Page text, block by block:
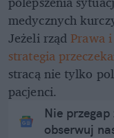
medycznych
Jeżeli rządPrawa
strategia
stracą nie tylko
pacjenci.
Nie
obserwuj